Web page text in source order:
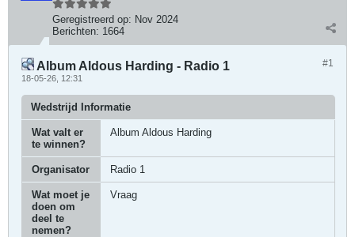
Geregistreerd op: Nov 2024
Berichten: 1664
#1
Album Aldous Harding - Radio 1
18-05-26, 12:31
Wedstrijd Informatie
Wat valt er
te winnen?
Album Aldous Harding
Organisator Radio 1
Wat moet je
doen om
deel te
nemen?
Vraag